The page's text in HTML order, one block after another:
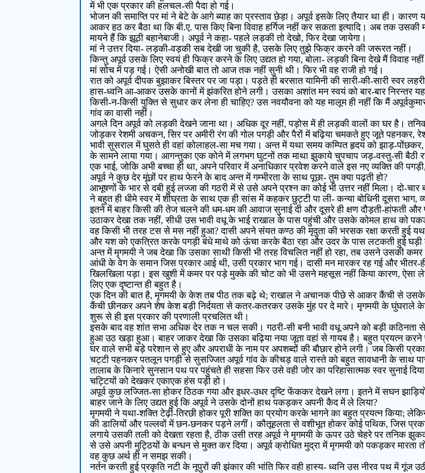
में भी एक प्रकार की हलचल-सी पैदा हो गई।
भोजन की समाप्ति पर मां ने बेटे के आगे ब्याह का प्रस्ताव छेड़ा। अपूर्व इसके लिए तैयार था ही।
आकर हठ कर बैठा था कि बी.ए. पास किए बिना विवाह हर्गिज नहीं कर सकता इत्यादि। अब तक
मायने हैं कि झूठी बहानेबाजी। अपूर्व ने कहा- पहले लड़की तो देखो, फिर देखा जायेगा।
मां ने उत्तर दिया- लड़की-वड़की सब देखी जा चुकी है, उसके लिए तुझे फिक्र करने की जरूरत नहीं।
किन्तु अपूर्व उसके लिए स्वयं ही फिक्र करने के लिए उद्यत हो गया, बोला- लड़की बिना देखे मैं विवाह
मां सोच में पड़ गई। ऐसी अनोखी बात तो आज तक नहीं सुनी थी। फिर भी वह राजी हो गई।
रात को अपूर्व दीपक बुझाकर बिस्तर पर जा पड़ा। पड़ते ही बरसात यामिनी की सारी-की-सारी
हास-ध्वनि आ-आकर उसके कानों में झंकरित होने लगी। उसका अशांत मन स्वयं को बार-बार निरन्तर
किसी-न-किसी युक्ति से सुधार कर लेना ही चाहिए? उस नवयौवना को यह मालूम ही नहीं कि मैं
गांव का वासी नहीं।
अगले दिन अपूर्व को लड़की देखने जाना था। अधिक दूर नहीं, पड़ोस में ही लड़की वालों का घर है।
जोड़कर रेशमी अचकन, सिर पर अमीरी रंग की गोल पगड़ी और पैरों में बढ़िया चमकते हुए जूते पहनकर,
भावी सुसराल में घुसते ही वहां कोलाहल-सा मच गया। अन्त में यथा समय कम्पित हृदय को झाड़-
के सामने लाया गया। आगन्तुका एक कोने में लगभग घुटनों तक माथा झुकाये चुपचाप जड़-वस्तु-सी
एक भाई, जोकि अभी बच्चा ही था, अपने परिवार में अनाधिकार प्रवेश करने वाले इस नए व्यक्ति की
अपूर्व ने कुछ देर मूंछों पर हाथ फेरने के बाद अन्त में गम्भीरता के साथ पूछा- तुम क्या पढ़ती हो?
आभूषणों के भार से दबी हुई लज्जा की गठरी में से उसे अपने प्रश्न का कोई भी उत्तर नहीं मिला। दो-चार
ने बहुत ही धीमे स्वर में शीघ्रता के साथ एक ही सांस में कहकर छुट्टी पा ली- कन्या बोधिनी दूसरा
इतने में बाहर किसी की तेज चलने की धम-धम की आवाज सुनाई दी और दूसरे ही क्षण दौड़ती-हांफती
उठाकर देखा तक नहीं, सीधी उस भावी वधू के भाई राखाल के पास पहुंची और उसके कोमल हाथ को
वह किसी भी तरह टस से मस नहीं हुआ? दासी अपने संयत कण्ठ की मृदुता की भरसक रक्षा करती हुई
और यश को एकत्रित करके पगड़ी बंधे माथे को ऊंचा करके बैठा रहा और उदर के पास लटकती हुई घड़ी
अन्त में मृगमयी ने जब देखा कि उसका साथी किसी भी तरह विचलित नहीं हो रहा, तब उसने उसकी
आंधी के वेग के समान जिस प्रकार आई थी, उसी प्रकार भाग गई। दासी मन मारकर रह गई और
खिलखिला पड़ा। इस खुशी में कमर पर पड़े मुक्के की चोट को भी उसने महसूस नहीं किया कारण,
लिए एक दृष्टान्त ही बहुत है।
एक दिन की बात है, मृगमयी के केश तब पीठ तक बढ़े थे; राखाल ने अचानक पीछे से आकर कैंची से
कैंची छीनकर अपने शेष केश बड़ी निर्दयता से कतर-कतरकर उसके मुंह पर दे मारे। मृगमयी के घुंघराले
शुरू से ही इस प्रकार की प्रणाली प्रचलित थी।
इसके बाद वह शांत सभा अधिक देर तक न चल सकी। गठरी-सी बनी भावी वधू अपने को बड़ी कठिनता
हुआ उठ खड़ा हुआ। बाहर जाकर देखा कि उसका बढ़िया नया जूता वहां से गायब है। बहुत प्रयत्न
घर वाले सभी बड़े परेशान से हुए और अपराधी के नाम पर अपशब्दों की बौछार होने लगी। जब किसी
चट्टी पहनकर पतलून पगड़ी से सुसज्जित अपूर्व गांव के कीचड़ वाले रास्ते को बहुत सावधानी के साथ
तालाब के किनारे सुनसान पथ पर पहुंचते ही सहसा फिर उसे वही जोर का परिहासात्मक स्वर सुनाई
चट्टियों को देखकर एकाएक हंस पड़ी हो।
अपूर्व कुछ लज्जित-सा होकर ठिठक गया और इधर-उधर दृष्टि फेंककर देखने लगा। इतने में सघन
बाहर जाने के लिए उद्यत हुई कि अपूर्व ने उसके दोनों हाथ पकड़कर अपनी कैद में ले लिया?
मृगमयी ने यथा-शक्ति टेढ़ी-तिरछी होकर पूरी शक्ति का प्रयोग करके भागने का बहुत प्रयत्न किया;
की डालियों और पल्लवों में छन-छनकर पड़ने लगीं। कौतूहलता से वशीभूत होकर कोई पथिक, जिस
लगाये उसकी तली को देखता रहता है, ठीक उसी तरह अपूर्व ने मृगमयी के ऊपर उठे चेहरे पर तनिक
से उसे अपनी मुट्ठियों के बन्धन से मुक्त कर दिया। अपूर्व क्रोधित मुद्रा में मृगमयी को पकड़कर
वह कुछ अर्थ ही न समझ सकी।
नर्तन करती हुई प्रकृति नटी के नूपुरों की झंकार की भांति फिर वही हास्य- ध्वनि उस नीरव पथ में गूंज